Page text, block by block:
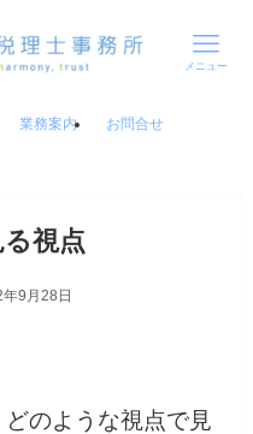
メニュー
業務案内 お問合せ
視点
9月28日
どのような視点で見